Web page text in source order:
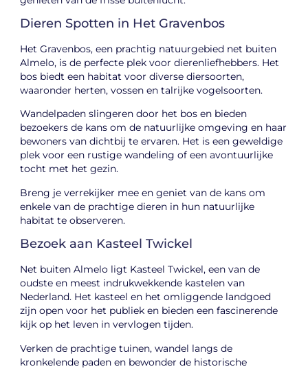
Dieren Spotten in Het Gravenbos
Het Gravenbos, een prachtig natuurgebied net buiten
Almelo, is de perfecte plek voor dierenliefhebbers. Het
bos biedt een habitat voor diverse diersoorten,
waaronder herten, vossen en talrijke vogelsoorten.
Wandelpaden slingeren door het bos en bieden
bezoekers de kans om de natuurlijke omgeving en haar
bewoners van dichtbij te ervaren. Het is een geweldige
plek voor een rustige wandeling of een avontuurlijke
tocht met het gezin.
Breng je verrekijker mee en geniet van de kans om
enkele van de prachtige dieren in hun natuurlijke
habitat te observeren.
Bezoek aan Kasteel Twickel
Net buiten Almelo ligt Kasteel Twickel, een van de
oudste en meest indrukwekkende kastelen van
Nederland. Het kasteel en het omliggende landgoed
zijn open voor het publiek en bieden een fascinerende
kijk op het leven in vervlogen tijden.
Verken de prachtige tuinen, wandel langs de
kronkelende paden en bewonder de historische